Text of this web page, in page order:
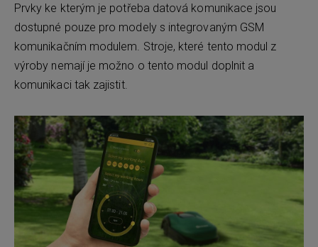
Prvky ke kterým je potřeba datová komunikace jsou
dostupné pouze pro modely s integrovaným GSM
komunikačním modulem. Stroje, které tento modul z
výroby nemají je možno o tento modul doplnit a
komunikaci tak zajistit.